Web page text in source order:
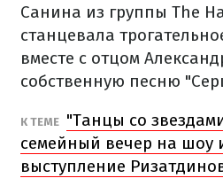
Санина из группы The
станцевала
вместе с отцом
собственную песню
К ТЕМЕ "Танцы со
семейный вечер на шоу
выступление